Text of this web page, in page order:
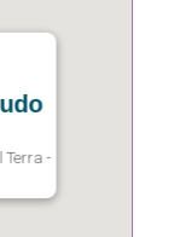
Terra -